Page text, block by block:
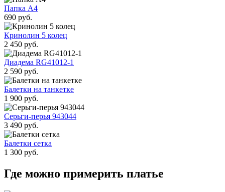
Папка А4
690 руб.
Кринолин 5 колец
2 450 руб.
Диадема RG41012-1
2 590 руб.
Балетки на танкетке
1 900 руб.
Серьги-перья 943044
3 490 руб.
Балетки сетка
1 300 руб.
Где можно примерить платье